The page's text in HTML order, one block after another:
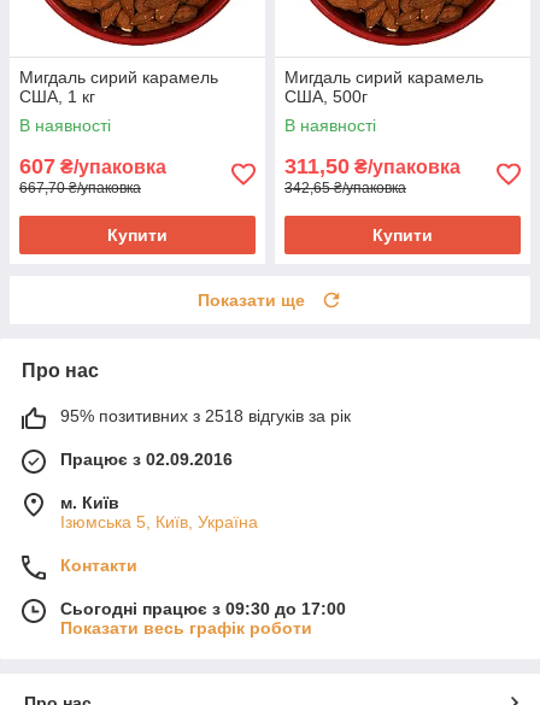
Мигдаль сирий карамель
США, 1 кг
В наявності
607 ₴/упаковка
667,70 ₴/упаковка
Купити
Мигдаль сирий карамель
США, 500г
В наявності
311,50 ₴/упаковка
342,65 ₴/упаковка
Купити
Показати ще
Про нас
95% позитивних з 2518 відгуків за рік
Працює з 02.09.2016
м. Київ
Ізюмська 5, Київ, Україна
Контакти
Сьогодні працює з 09:30 до 17:00
Показати весь графік роботи